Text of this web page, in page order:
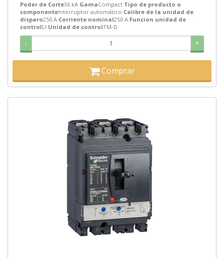
Poder de Corte36 kA GamaCompact Tipo de producto o
componenteInterruptor automático Calibre de la unidad de
disparo250 A Corriente nominal250 A Funcion unidad de
controlLI Unidad de controlTM-D
- +
Comprar